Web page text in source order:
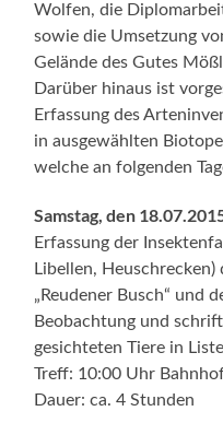
Wolfen, die
sowie die Umsetzung
Gelände des Gutes
Darüber hinaus ist
Erfassung des
in ausgewählten
welche an folgenden
Samstag, den
Erfassung der
Libellen,
„Reudener Busch“ und
Beobachtung und
gesichteten Tiere in
Treff: 10:00 Uhr
Dauer: ca. 4 Stunden